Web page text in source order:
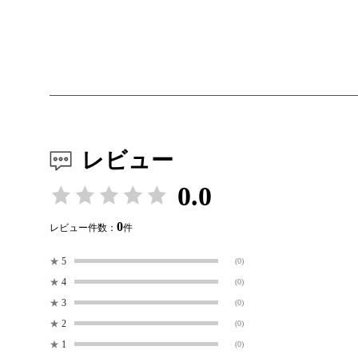
レビュー
0.0
レビュー件数： 0件
★ 5 (0)
★ 4 (0)
★ 3 (0)
★ 2 (0)
★ 1 (0)